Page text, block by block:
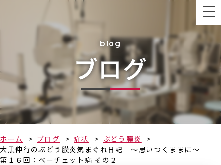
なるべく早く
ブログ
blog
ホーム ブログ 症状
ぶどう膜炎
大黒伸行のぶどう膜炎気まぐれ日記 ～思いつくままに～
第１６回：ベーチェット病 その２